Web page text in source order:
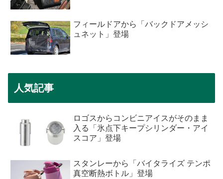
フィールドアから「バックドアメッシ
ュネット」登場
人気記事
ロゴスからコンビニアイスがそのまま
入る「氷点下キープシリンダー・アイ
スコア」登場
スタンレーから「バイタライズ テンポ
真空断熱ボトル」登場